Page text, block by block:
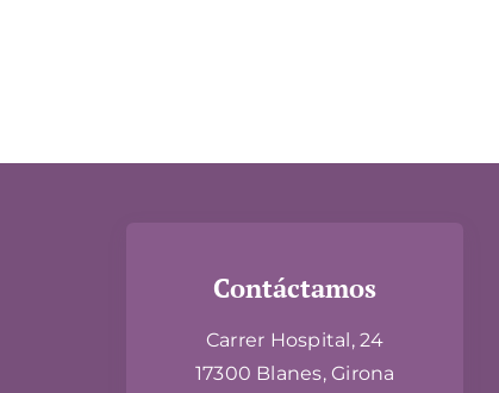
Contáctamos
Carrer Hospital, 24
17300 Blanes, Girona